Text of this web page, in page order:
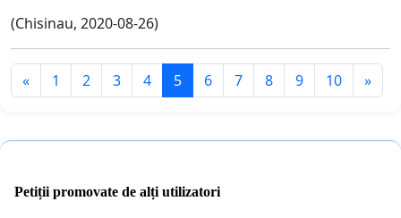
(Chisinau, 2020-08-26)
« 1 2 3 4 5 6 7 8 9 10 »
Petiții promovate de alți utilizatori